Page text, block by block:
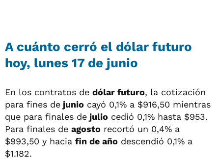
A cuánto cerró el dólar futuro
hoy, lunes 17 de junio
En los contratos de dólar futuro, la cotización
para fines de junio cayó 0,1% a $916,50 mientras
que para finales de julio cedió 0,1% hasta $953.
Para finales de agosto recortó un 0,4% a
$993,50 y hacia fin de año descendió 0,1% a
$1.182.